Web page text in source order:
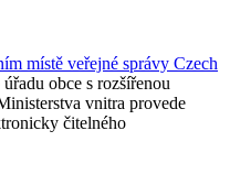
místě veřejné správy Czech
obce s rozšířenou
vnitra provede
čitelného